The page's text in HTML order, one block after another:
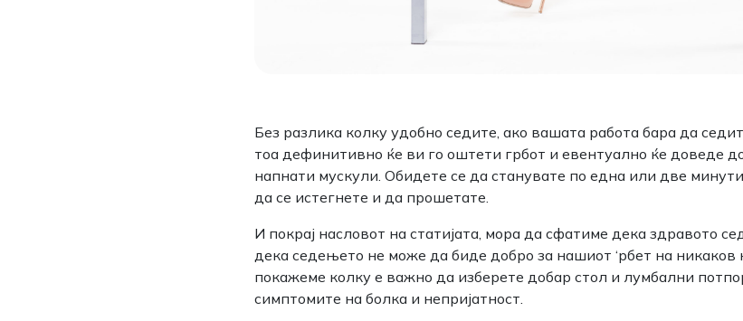
Без разлика колку удобно седите, ако вашата работа бара да
тоа дефинитивно ќе ви го оштети грбот и евентуално ќе доведе
напнати мускули. Обидете се да станувате по една или две
да се истегнете и да прошетате.
И покрај насловот на статијата, мора да сфатиме дека здравото
дека седењето не може да биде добро за нашиот ‘рбет на
покажеме колку е важно да изберете добар стол и лумбални
симптомите на болка и непријатност.